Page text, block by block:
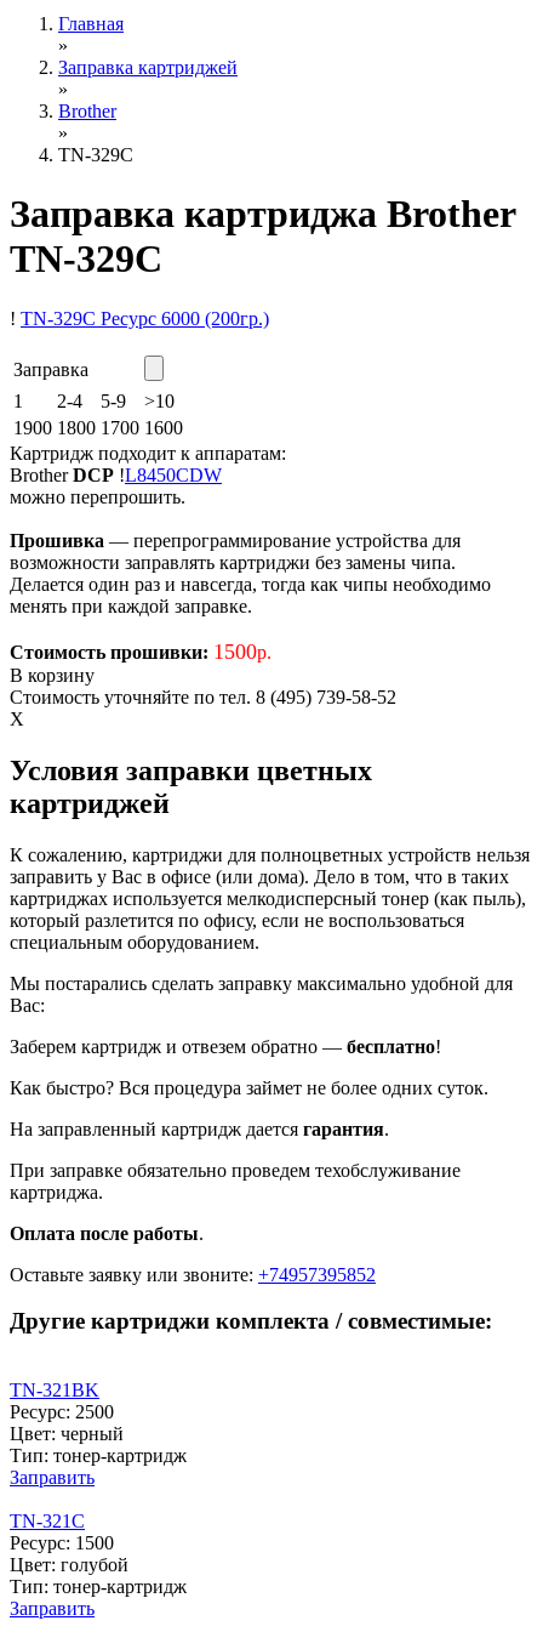
Главная
»
Заправка картриджей
»
Brother
»
TN-329C
Заправка картриджа Brother
TN-329C
! TN-329C Ресурс 6000 (200гр.)
Заправка
1
2-4 5-9
>10
1900 1800 1700 1600
Картридж подходит к аппаратам:
BrotherDCP !L8450CDW
можно перепрошить.
Прошивка — перепрограммирование устройства для
возможности заправлять картриджи без замены чипа.
Делается один раз и навсегда, тогда как чипы необходимо
менять при каждой заправке.
Стоимость прошивки: 1500р.
В корзину
Стоимость уточняйте по тел. 8 (495) 739-58-52
X
Условия заправки цветных
картриджей
К сожалению, картриджи для полноцветных устройств нельзя
заправить у Вас в офисе (или дома). Дело в том, что в таких
картриджах используется мелкодисперсный тонер (как пыль),
который разлетится по офису, если не воспользоваться
специальным оборудованием.
Мы постарались сделать заправку максимально удобной для
Вас:
Заберем картридж и отвезем обратно — бесплатно!
Как быстро? Вся процедура займет не более одних суток.
На заправленный картридж дается гарантия.
При заправке обязательно проведем техобслуживание
картриджа.
Оплата после работы.
Оставьте заявку или звоните: +74957395852
Другие картриджи комплекта / совместимые:
TN-321BK
Ресурс: 2500
Цвет: черный
Тип: тонер-картридж
Заправить
TN-321C
Ресурс: 1500
Цвет: голубой
Тип: тонер-картридж
Заправить